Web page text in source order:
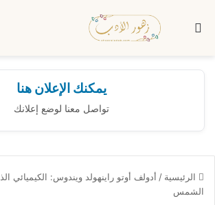
بحث عن
يمكنك الإعلان هنا
تواصل معنا لوضع إعلانك
الرئيسية / أدولف أوتو راينهولد ويندوس: الكيميائي
الشمس